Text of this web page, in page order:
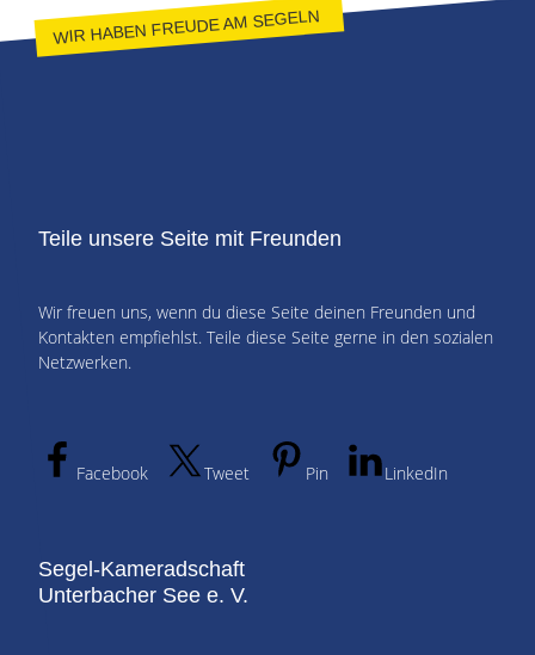
WIR HABEN FREUDE AM SEGELN
Teile unsere Seite mit Freunden
Wir freuen uns, wenn du diese Seite deinen Freunden und
Kontakten empfiehlst. Teile diese Seite gerne in den sozialen
Netzwerken.
Facebook Tweet Pin LinkedIn
Segel-Kameradschaft
Unterbacher See e. V.